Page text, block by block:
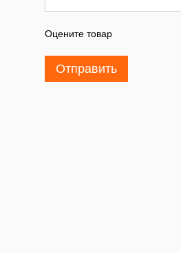
Оцените товар
Отправить